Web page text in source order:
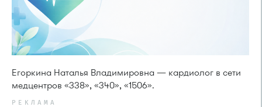
Егоркина Наталья Владимировна — кардиолог в сети
медцентров «338», «340», «1506».
РЕКЛАМА